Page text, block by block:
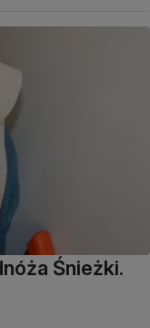
Śnieżki.